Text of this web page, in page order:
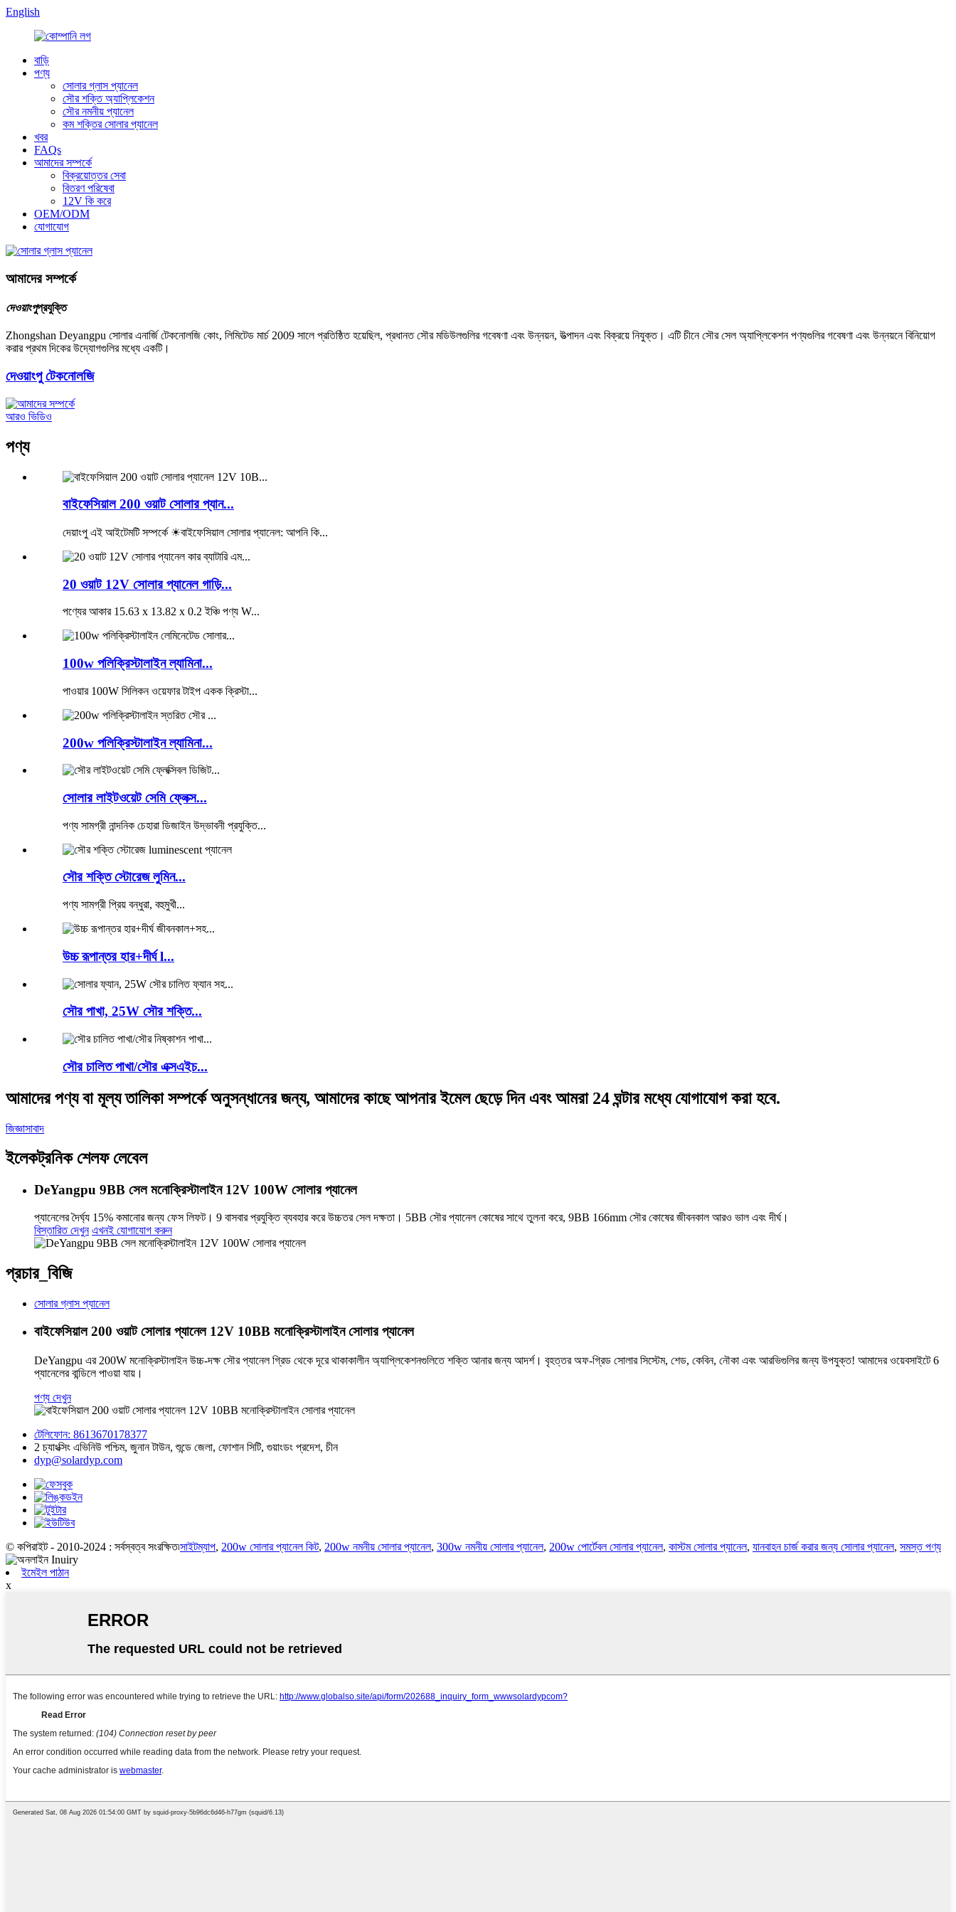
English
বাড়ি
পণ্য
সোলার গ্লাস প্যানেল
সৌর শক্তি অ্যাপ্লিকেশন
সৌর নমনীয় প্যানেল
কম শক্তির সোলার প্যানেল
খবর
FAQs
আমাদের সম্পর্কে
বিক্রয়োত্তর সেবা
বিতরণ পরিষেবা
12V কি করে
OEM/ODM
যোগাযোগ
আমাদের সম্পর্কে
দেওয়াংপুপ্রযুক্তি
Zhongshan Deyangpu সোলার এনার্জি টেকনোলজি কোং, লিমিটেড মার্চ 2009 সালে প্রতিষ্ঠিত হয়েছিল, প্রধানত সৌর মডিউলগুলির গবেষণা এবং উন্নয়ন, উত্পাদন এবং বিক্রয়ে নিযুক্ত। এটি চীনে সৌর সেল অ্যাপ্লিকেশন পণ্যগুলির গবেষণা এবং উন্নয়নে বিনিয়োগ
করার প্রথম দিকের উদ্যোগগুলির মধ্যে একটি।
দেওয়াংপু টেকনোলজি
আরও ভিডিও
পণ্য
বাইফেসিয়াল 200 ওয়াট সোলার প্যান...
দেয়াংপু এই আইটেমটি সম্পর্কে ☀বাইফেসিয়াল সোলার প্যানেল: আপনি কি...
20 ওয়াট 12V সোলার প্যানেল গাড়ি...
পণ্যের আকার 15.63 x 13.82 x 0.2 ইঞ্চি পণ্য W...
100w পলিক্রিস্টালাইন ল্যামিনা...
পাওয়ার 100W সিলিকন ওয়েফার টাইপ একক ক্রিস্টা...
200w পলিক্রিস্টালাইন ল্যামিনা...
সোলার লাইটওয়েট সেমি ফ্লেক্স...
পণ্য সামগ্রী নান্দনিক চেহারা ডিজাইন উদ্ভাবনী প্রযুক্তি...
সৌর শক্তি স্টোরেজ লুমিন...
পণ্য সামগ্রী প্রিয় বন্ধুরা, বহুমুখী...
উচ্চ রূপান্তর হার+দীর্ঘ l...
সৌর পাখা, 25W সৌর শক্তি...
সৌর চালিত পাখা/সৌর এক্সএইচ...
আমাদের পণ্য বা মূল্য তালিকা সম্পর্কে অনুসন্ধানের জন্য, আমাদের কাছে আপনার ইমেল ছেড়ে দিন এবং আমরা 24 ঘন্টার মধ্যে যোগাযোগ করা হবে.
জিজ্ঞাসাবাদ
ইলেকট্রনিক শেলফ লেবেল
DeYangpu 9BB সেল মনোক্রিস্টালাইন 12V 100W সোলার প্যানেল
প্যানেলের দৈর্ঘ্য 15% কমানোর জন্য ফেস লিফট। 9 বাসবার প্রযুক্তি ব্যবহার করে উচ্চতর সেল দক্ষতা। 5BB সৌর প্যানেল কোষের সাথে তুলনা করে, 9BB 166mm সৌর কোষের জীবনকাল আরও ভাল এবং দীর্ঘ।
বিস্তারিত দেখুন এখনই যোগাযোগ করুন
প্রচার_বিজি
সোলার গ্লাস প্যানেল
বাইফেসিয়াল 200 ওয়াট সোলার প্যানেল 12V 10BB মনোক্রিস্টালাইন সোলার প্যানেল
DeYangpu এর 200W মনোক্রিস্টালাইন উচ্চ-দক্ষ সৌর প্যানেল গ্রিড থেকে দূরে থাকাকালীন অ্যাপ্লিকেশনগুলিতে শক্তি আনার জন্য আদর্শ। বৃহত্তর অফ-গ্রিড সোলার সিস্টেম, শেড, কেবিন, নৌকা এবং আরভিগুলির জন্য উপযুক্ত! আমাদের ওয়েবসাইটে 6
প্যানেলের বান্ডিলে পাওয়া যায়।
পণ্য দেখুন
টেলিফোন: 8613670178377
2 চ্যাংক্সিং এভিনিউ পশ্চিম, জুনান টাউন, শুন্ডে জেলা, ফোশান সিটি, গুয়াংডং প্রদেশ, চীন
dyp@solardyp.com
© কপিরাইট - 2010-2024 : সর্বস্বত্ব সংরক্ষিত৷সাইটম্যাপ, 200w সোলার প্যানেল কিট, 200w নমনীয় সোলার প্যানেল, 300w নমনীয় সোলার প্যানেল, 200w পোর্টেবল সোলার প্যানেল, কাস্টম সোলার প্যানেল, যানবাহন চার্জ করার জন্য সোলার প্যানেল, সমস্ত পণ্য
ইমেইল পাঠান
x